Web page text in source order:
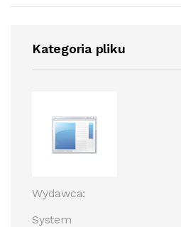
Kategoria pliku
Wydawca:
System